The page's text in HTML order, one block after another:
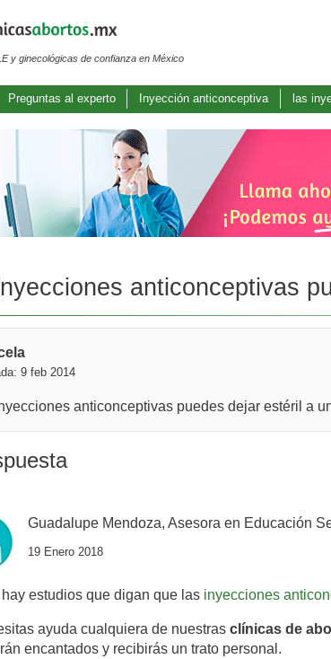
y ginecológicas de confianza en México
Preguntas al experto Inyección anticonceptiva las
anticonceptivas
9 feb 2014
anticonceptivas puedes dejar estéril a
Guadalupe Mendoza, Asesora en Educación
19 Enero 2018
hay estudios que digan que las inyecciones
ayuda cualquiera de nuestras clínicas de
encantados y recibirás un trato personal.